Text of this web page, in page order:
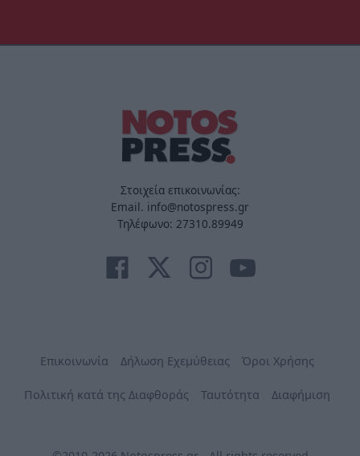
Στοιχεία επικοινωνίας:
Email. info@notospress.gr
Τηλέφωνο: 27310.89949
Επικοινωνία Δήλωση Εχεμύθειας Όροι Χρήσης
Πολιτική κατά της Διαφθοράς Ταυτότητα Διαφήμιση